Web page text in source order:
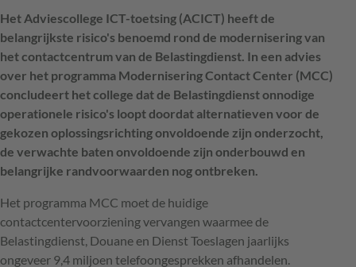
Het Adviescollege ICT-toetsing (ACICT) heeft de
belangrijkste risico's benoemd rond de modernisering van
het contactcentrum van de Belastingdienst. In een advies
over het programma Modernisering Contact Center (MCC)
concludeert het college dat de Belastingdienst onnodige
operationele risico's loopt doordat alternatieven voor de
gekozen oplossingsrichting onvoldoende zijn onderzocht,
de verwachte baten onvoldoende zijn onderbouwd en
belangrijke randvoorwaarden nog ontbreken.
Het programma MCC moet de huidige
contactcentervoorziening vervangen waarmee de
Belastingdienst, Douane en Dienst Toeslagen jaarlijks
ongeveer 9,4 miljoen telefoongesprekken afhandelen.